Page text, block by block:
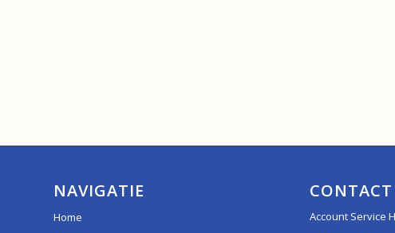
NAVIGATIE
Home
CONTACT
Account Service